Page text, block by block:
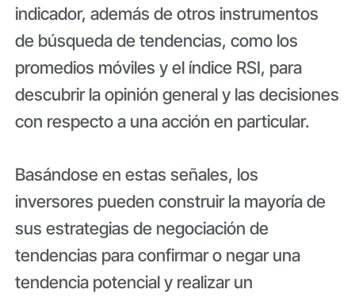
indicador, además de otros instrumentos
de búsqueda de tendencias, como los
promedios móviles y el índice RSI, para
descubrir la opinión general y las decisiones
con respecto a una acción en particular.
Basándose en estas señales, los
inversores pueden construir la mayoría de
sus estrategias de negociación de
tendencias para confirmar o negar una
tendencia potencial y realizar un